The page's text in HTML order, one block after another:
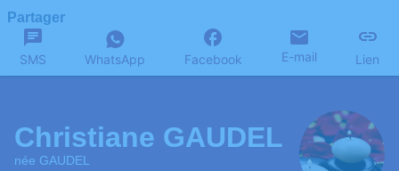
Partager
SMS WhatsApp Facebook E-mail Lien
Christiane GAUDEL
née GAUDEL